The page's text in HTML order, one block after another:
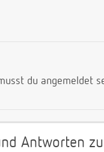
du angemeldet
Antworten